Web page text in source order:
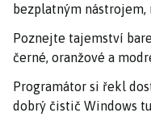
bezplatným
Poznejte tajemství
černé, oranžové a
Programátor si řekl
dobrý čistič Windows